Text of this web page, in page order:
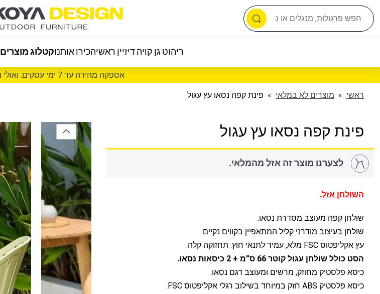
ריהוט גן קויה דיזיין ראשיהכירו אותנוקטלוג מוצרים
אספקה מהירה עד 7 ימי עסקים. ואולי הרבה לפני...
ראשי » מוצרים לא במלאי » פינת קפה נסאו עץ עגול
פינת קפה נסאו עץ עגול
לצערנו מוצר זה אזל מהמלאי.
השולחן אזל.
שולחן קפה מעוצב מסדרת נסאו.
שולחן בעיצוב מודרני קליל המתאפיין בקווים נקיים.
עץ אקליפטוס FSC מלא, עמיד לתנאי חוץ. תחזוקה קלה.
הסט כולל שולחן עגול קוטר 66 ס”מ + 2 כיסאות נסאו.
כיסא פלסטיק מחוזק, מרשים ומעוצב דגם נסאו.
כיסא פלסטיק ABS חזק במיוחד בשילוב רגלי אקליפטוס FSC.